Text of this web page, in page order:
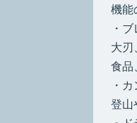
機能
・
大刃
食品
・
登山